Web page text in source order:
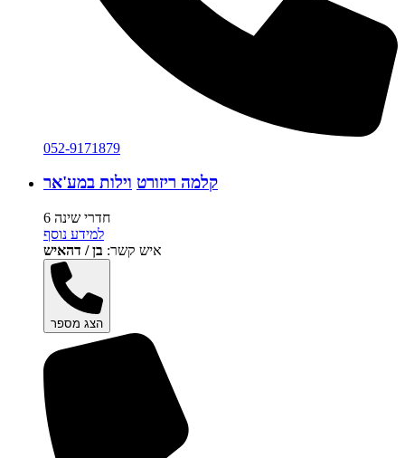
052-9171879
קלמה ריזורט וילות במע'אר
6 חדרי שינה
למידע נוסף
איש קשר: בן / דהאיש
הצג מספר